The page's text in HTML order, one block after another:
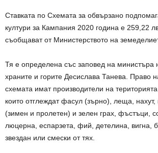
Ставката по Схемата за обвързано
култури за Кампания 2020 година е 259,22
съобщават от Министерството на
Тя е определена със заповед на министъра
храните и горите Десислава Танева. Право
схемата имат производители на
които отглеждат фасул (зърно), леща, нахут,
(зимен и пролетен) и зелен грах, фъстъци,
люцерна, еспарзета, фий, детелина, вигна,
звездан или смески от тях.